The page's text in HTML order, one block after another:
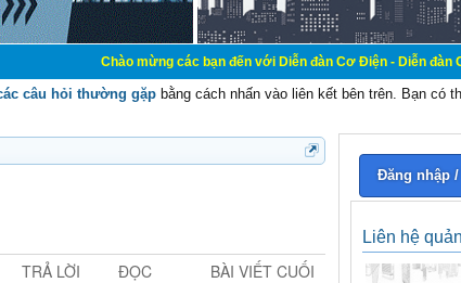
Chào mừng các bạn đến với Diễn đàn Cơ Điện - Diễn đàn Cơ điện
câu hỏi thường gặp bằng cách nhấn vào liên kết bên trên. Bạn có
TRẢ LỜI ĐỌC BÀI VIẾT CUỐI
Đăng nhập
Liên hệ